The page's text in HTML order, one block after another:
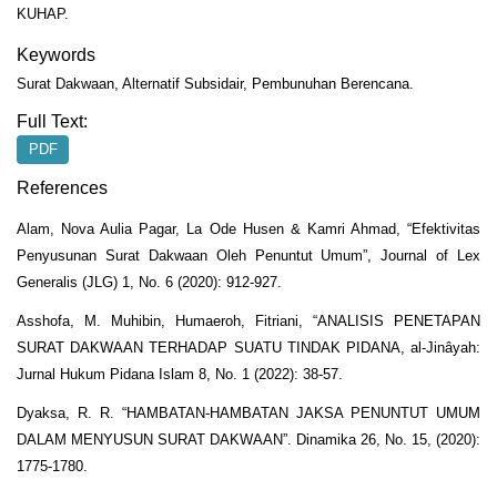
KUHAP.
Keywords
Surat Dakwaan, Alternatif Subsidair, Pembunuhan Berencana.
Full Text:
PDF
References
Alam, Nova Aulia Pagar, La Ode Husen & Kamri Ahmad, “Efektivitas
Penyusunan Surat Dakwaan Oleh Penuntut Umum”, Journal of Lex
Generalis (JLG) 1, No. 6 (2020): 912-927.
Asshofa, M. Muhibin, Humaeroh, Fitriani, “ANALISIS PENETAPAN
SURAT DAKWAAN TERHADAP SUATU TINDAK PIDANA, al-Jinâyah:
Jurnal Hukum Pidana Islam 8, No. 1 (2022): 38-57.
Dyaksa, R. R. “HAMBATAN-HAMBATAN JAKSA PENUNTUT UMUM
DALAM MENYUSUN SURAT DAKWAAN”. Dinamika 26, No. 15, (2020):
1775-1780.